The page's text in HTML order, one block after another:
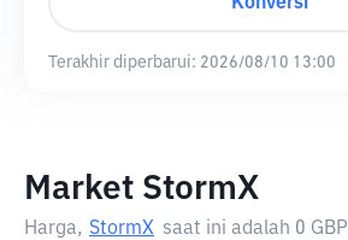
Terakhir diperbarui: 2026/08/10 13:00
Market StormX
Harga, StormX saat ini adalah 0 GBP